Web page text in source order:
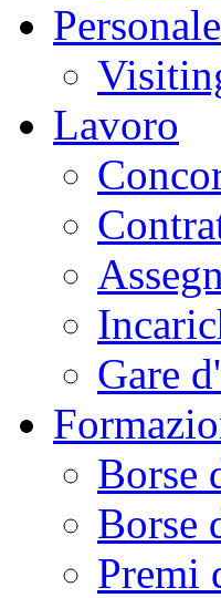
Personale
Lavoro
Gare
Borse
Borse
Premi